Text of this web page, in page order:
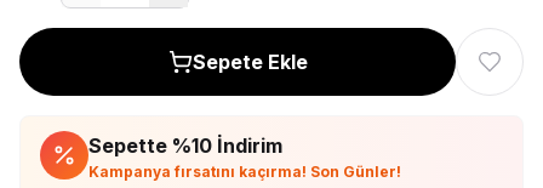
Sepete Ekle
Sepette %10 İndirim
Kampanya fırsatını kaçırma! Son Günler!